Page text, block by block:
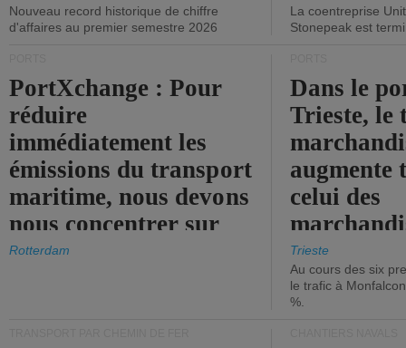
Nouveau record historique de chiffre
d'affaires au premier semestre 2026
La coentreprise
Stonepeak est
PortXchange : Pour
réduire
immédiatement les
émissions du transport
maritime, nous devons
nous concentrer sur
les ports.
Rotterdam
Dans le
Trieste, le
augmente
celui des
diminue.
Trieste
Au cours des six
le trafic à
%.